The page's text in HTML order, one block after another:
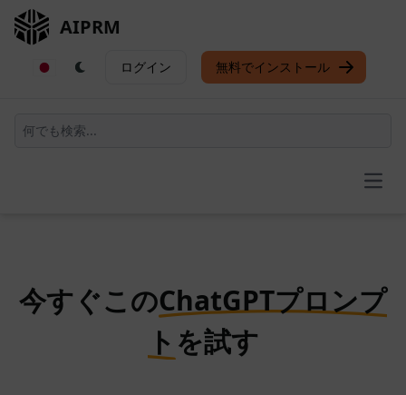
AIPRM
ログイン 無料でインストール
今すぐこのChatGPTプロンプ
ト を試す